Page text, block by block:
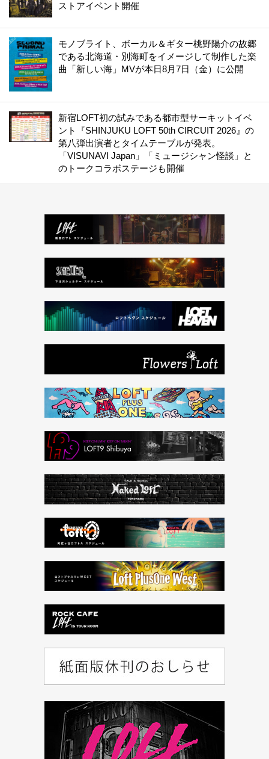
ストアイベント開催
モノブライト、ボーカル＆ギター桃野陽介の故郷
である北海道・別海町をイメージして制作した楽
曲「新しい海」MVが本日8月7日（金）に公開
新宿LOFT初の試みである都市型サーキットイベ
ント『SHINJUKU LOFT 50th CIRCUIT 2026』の
第八弾出演者とタイムテーブルが発表。
「VISUNAVI Japan」「ミュージシャン怪談」と
のトークコラボステージも開催